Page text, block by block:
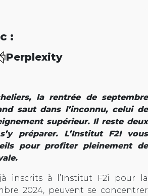
:
Perplexity
la rentrée de septembre
saut dans l’inconnu, celui de
supérieur. Il reste deux
préparer. L’Institut F2I vous
pour profiter pleinement de
inscrits à l’Institut F2i pour la
2024, peuvent se concentrer